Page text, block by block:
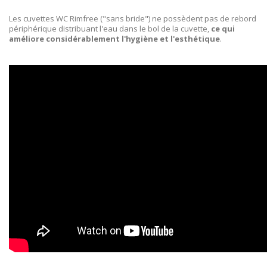
Les cuvettes WC Rimfree ("sans bride") ne possèdent pas de rebord
périphérique distribuant l'eau dans le bol de la cuvette, ce qui
améliore considérablement l'hygiène et l'esthétique.